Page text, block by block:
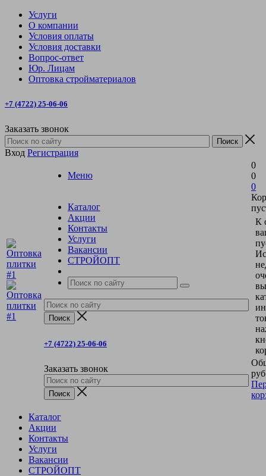
Услуги
О компании
Условия оплаты
Условия доставки
Вопрос-ответ
Юр. Лицам
Оптовка стройматериалов
+7 (4722) 25-06-06
Заказать звонок
Вход Регистрация
Меню
Каталог
Акции
Контакты
Услуги
Вакансии
СТРОЙОПТ
+7 (4722) 25-06-06
Заказать звонок
0
0
0
К
Каталог
Акции
Контакты
Услуги
Вакансии
СТРОЙОПТ